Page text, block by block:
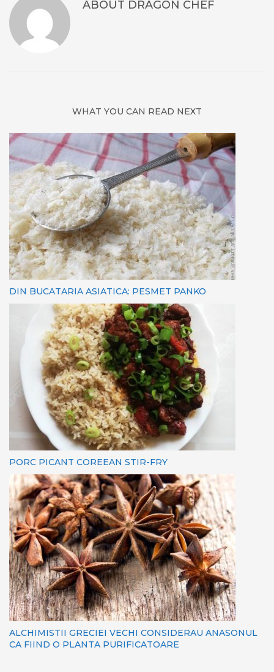
ABOUT DRAGON CHEF
WHAT YOU CAN READ NEXT
DIN BUCATARIA ASIATICA: PESMET PANKO
PORC PICANT COREEAN STIR-FRY
ALCHIMISTII GRECIEI VECHI CONSIDERAU ANASONUL
CA FIIND O PLANTA PURIFICATOARE